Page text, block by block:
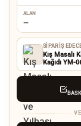
ALAN
—
SIPARIŞ
Kış Masalı
Kağıdı YM-